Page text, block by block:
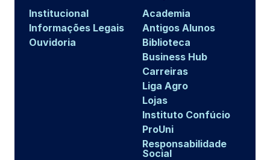
Institucional
Informações Legais
Ouvidoria
Academia
Antigos Alunos
Biblioteca
Business Hub
Carreiras
Liga Agro
Lojas
Instituto Confúcio
ProUni
Responsabilidade
Social